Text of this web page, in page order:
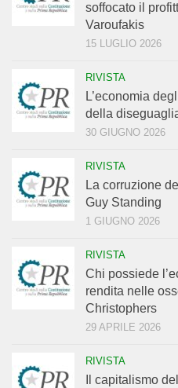
soffocato il
Varoufakis
15 LUGLIO 2026
RIVISTA
L’economia
della
30 GIUGNO 2026
RIVISTA
La corruzione
Guy Standing
1 GIUGNO 2026
RIVISTA
Chi possiede
rendita nelle
Christophers
29 APRILE 2026
RIVISTA
Il capitalismo